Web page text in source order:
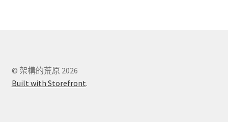
© 架構的荒原 2026
Built with Storefront.